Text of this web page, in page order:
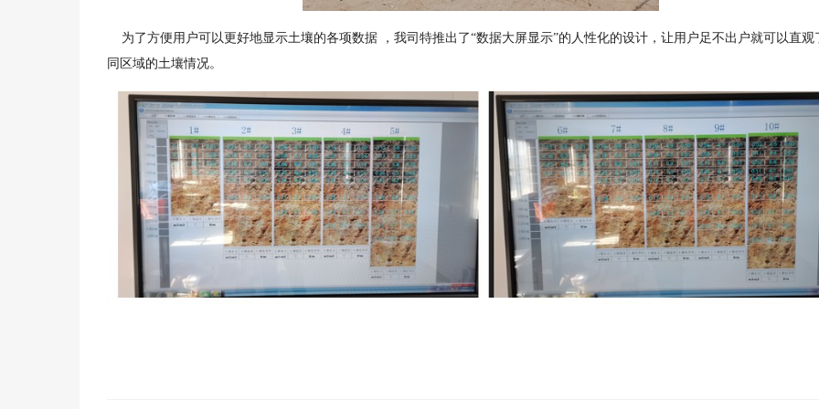
为了方便用户可以更好地显示土壤的各项数据 ，我司特推出了“数据大屏显示”的人性化的设计，让用户足不出户就可以直观
同区域的土壤情况。